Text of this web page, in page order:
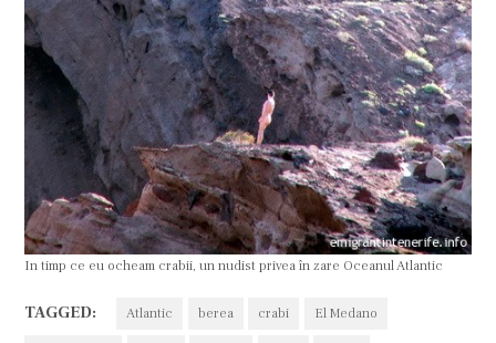
In timp ce eu ocheam crabii, un nudist privea în zare Oceanul Atlantic
TAGGED: Atlantic berea crabi El Medano